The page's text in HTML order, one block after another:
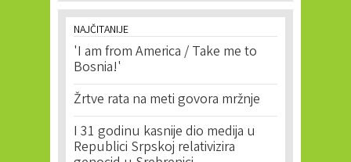
NAJČITANIJE
'I am from America / Take me to
Bosnia!'
Žrtve rata na meti govora mržnje
I 31 godinu kasnije dio medija u
Republici Srpskoj relativizira